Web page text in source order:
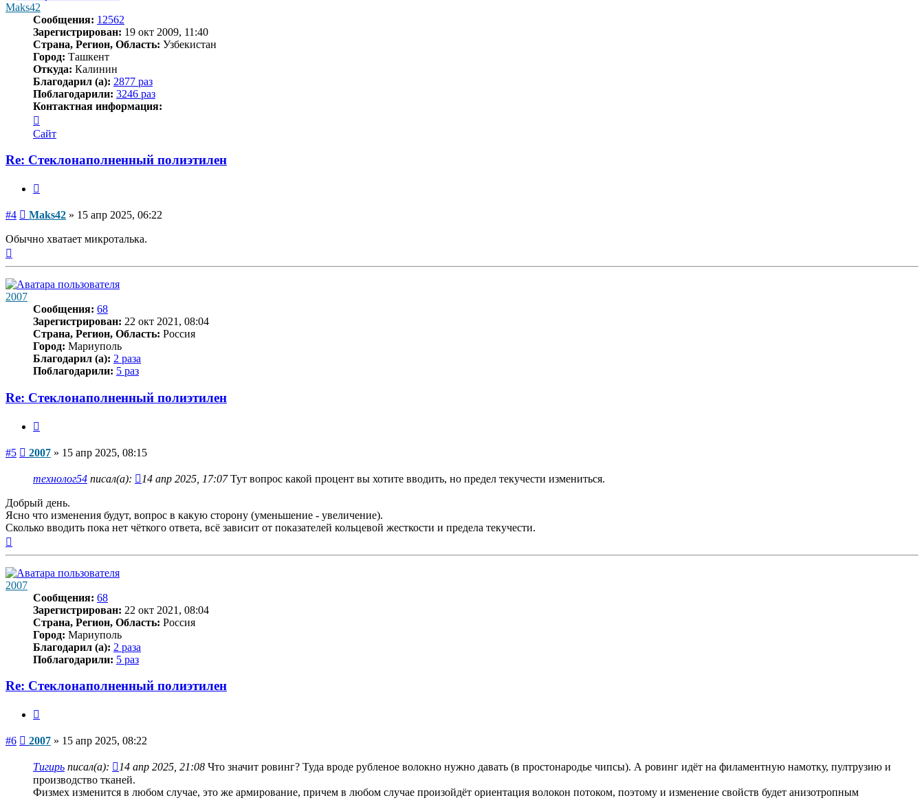
Maks42
Сообщения: 12562
Зарегистрирован: 19 окт 2009, 11:40
Страна, Регион, Область: Узбекистан
Город: Ташкент
Откуда: Калинин
Благодарил (а): 2877 раз
Поблагодарили: 3246 раз
Контактная информация:
информация
пользователя
Сайт
Re: Стеклонаполненный полиэтилен
#4 Сообщение
Maks42 » 15 апр 2025, 06:22
Обычно хватает микроталька.
2007
Сообщения: 68
Зарегистрирован: 22 окт 2021, 08:04
Страна, Регион, Область: Россия
Город: Мариуполь
Благодарил (а): 2 раза
Поблагодарили: 5 раз
Re: Стеклонаполненный полиэтилен
#5 Сообщение
2007 » 15 апр 2025, 08:15
технолог54 писал(а): 14 апр 2025, 17:07Тут вопрос какой процент вы хотите вводить, но предел текучести измениться.
Добрый день.
Ясно что изменения будут, вопрос в какую сторону (уменьшение - увеличение).
Сколько вводить пока нет чёткого ответа, всё зависит от показателей кольцевой жесткости и предела текучести.
2007
Сообщения: 68
Зарегистрирован: 22 окт 2021, 08:04
Страна, Регион, Область: Россия
Город: Мариуполь
Благодарил (а): 2 раза
Поблагодарили: 5 раз
Re: Стеклонаполненный полиэтилен
#6 Сообщение
2007 » 15 апр 2025, 08:22
Тигирь писал(а): 14 апр 2025, 21:08 Что значит ровинг? Туда вроде рубленое волокно нужно давать (в простонародье чипсы). А ровинг идёт на филаментную намотку, пултрузию и
производство тканей.
Физмех изменится в любом случае, это же армирование, причем в любом случае произойдёт ориентация волокон потоком, поэтому и изменение свойств будет анизотропным